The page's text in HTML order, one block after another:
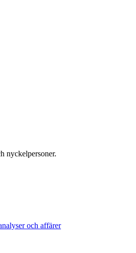
nyckelpersoner.
och affärer